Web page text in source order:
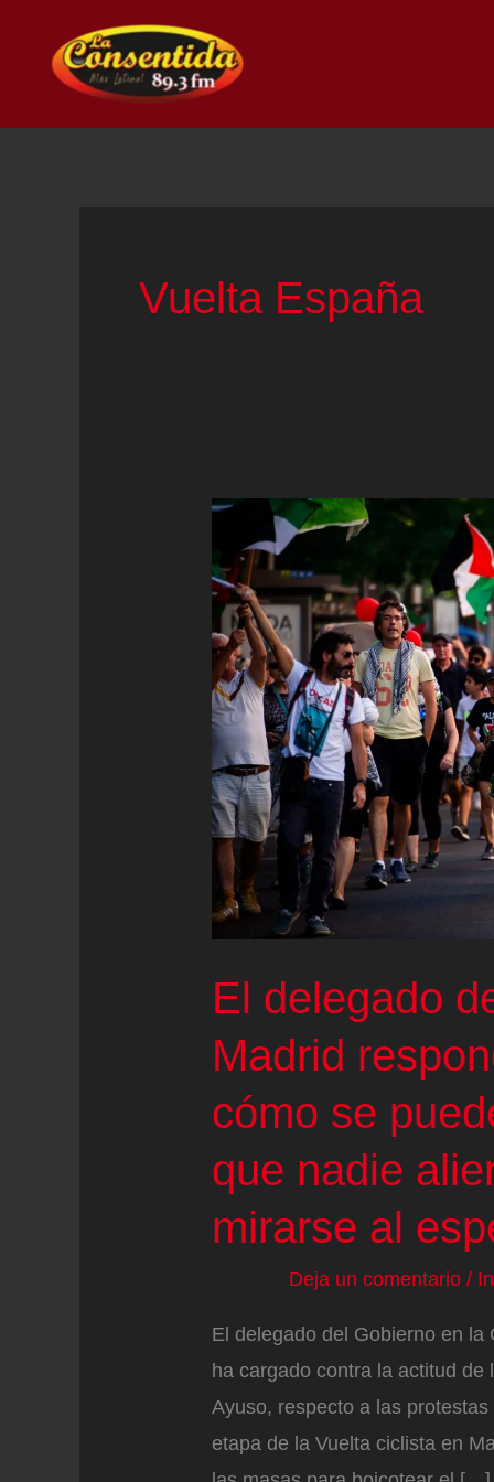
contenido
Vuelta España
El delegado
Madrid
cómo se
que nadie
mirarse al
Deja un comentario /
El delegado del Gobierno en
ha cargado contra la actitud
Ayuso, respecto a las
etapa de la Vuelta ciclista en